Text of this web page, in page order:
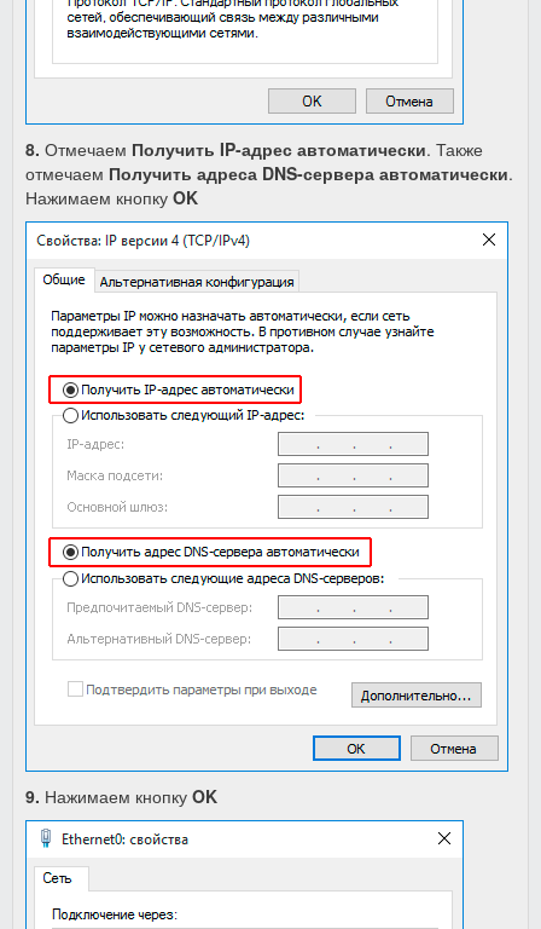
8. Отмечаем Получить IP-адрес автоматически. Также
отмечаем Получить адреса DNS-сервера автоматически.
Нажимаем кнопку OK
9. Нажимаем кнопку OK